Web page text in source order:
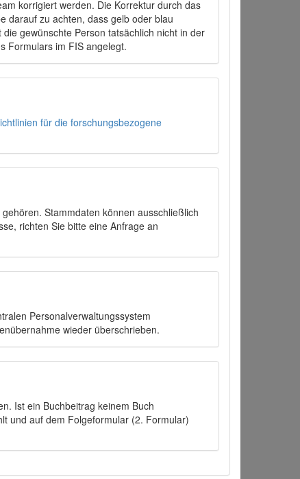
korrigiert werden. Die Korrektur durch das
darauf zu achten, dass gelb oder blau
gewünschte Person tatsächlich nicht in der
Formulars im FIS angelegt.
für die forschungsbezogene
Stammdaten können ausschließlich
richten Sie bitte eine Anfrage an
Personalverwaltungssystem
wieder überschrieben.
Ist ein Buchbeitrag keinem Buch
und auf dem Folgeformular (2. Formular)